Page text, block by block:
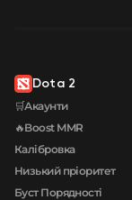
Dota 2
🛒Акаунти
🔥Boost MMR
Калібровка
Низький пріоритет
Буст Порядності